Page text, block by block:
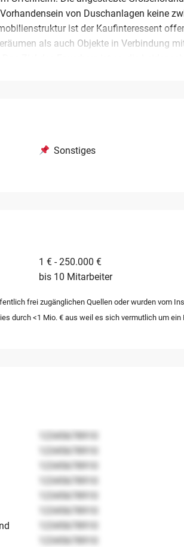
von Duschanlagen keine
ist der Kaufinteressent
als auch Objekte in Verbindung
Sonstiges
1 € - 250.000 €
bis 10 Mitarbeiter
frei zugänglichen Quellen oder wurden vom
durch <1 Mio. € aus weil es sich vermutlich um ein
12345678910
12345678910
12345678910
12345678910
12345678910
12345678910
12345678910
12345678910